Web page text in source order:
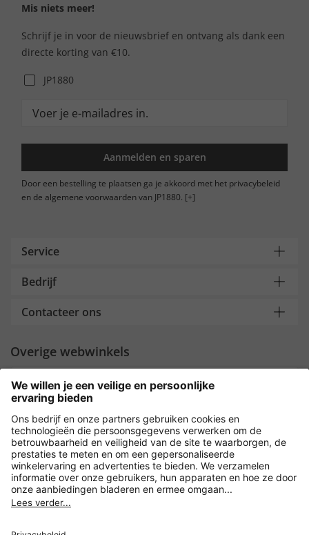
Mis niets meer!
Schrijf je in voor de nieuwsbrief en ontvang als dank een
directe korting van €10.
JP1880
Aanmelden en sparen
Door een bestelling te plaatsen ga je akkoord met het privacybeleid
en de algemene voorwaarden van JP1880. [+]
Service
Bedrijf
Contacteer ons
Overige webwinkels
Nederland
Payment and Delivery
Versleuteling met